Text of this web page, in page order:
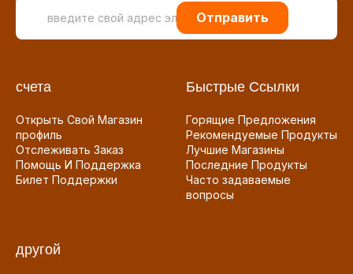
Отправить
счета
Открыть Свой Магазин
профиль
Отслеживать Заказ
Помощь И Поддержка
Билет Поддержки
Быстрые Ссылки
Горящие Предложения
Рекомендуемые Продукты
Лучшие Магазины
Последние Продукты
Часто задаваемые
вопросы
другой